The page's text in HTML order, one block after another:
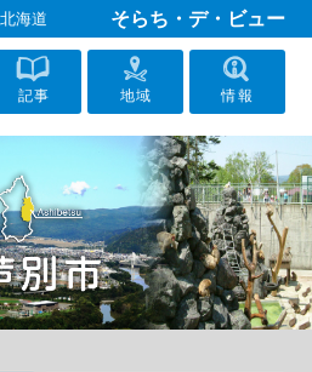
海道 そらち・デ・ビュー
記事 地域 情報